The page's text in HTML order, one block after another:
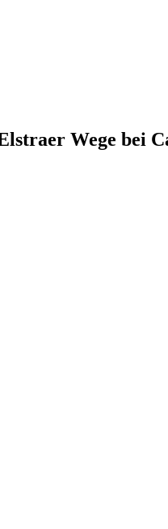
Wege bei